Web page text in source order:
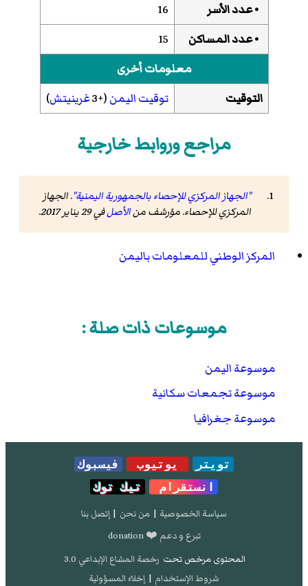
• عدد الأسر
16
• عدد المساكن
15
معلومات أخرى
التوقيت
توقيت اليمن(+3 غرينيتش)
مراجع وروابط خارجية
"الجهاز المركزي للإحصاء بالجمهورية اليمنية". الجهاز
المركزي للإحصاء. مؤرشف منالأصلفي 29 يناير 2017 .
المركز الوطني للمعلومات باليمن
موسوعات ذات صلة :
موسوعة اليمن
موسوعة تجمعات سكانية
موسوعة جغرافيا
تويتر يوتيوب
فيسبوك
انستقرام
تيك توك
سياسة الخصوصية | من نحن | إتصل بنا
تبرع و دعم ❤️ donation
المحتوى مرخص تحت رخصة المشاع الإبداعي 3.0
شروط الإستخدام | إخلاء المسؤولية